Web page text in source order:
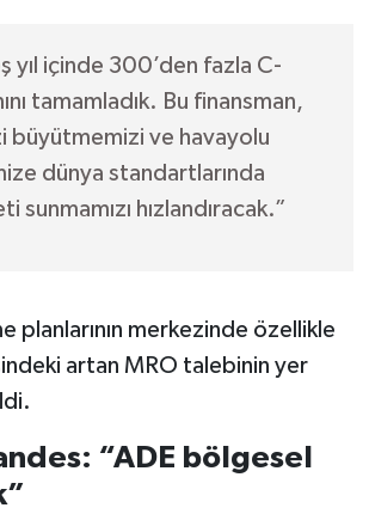
yıl içinde 300’den fazla C-
tamamladık. Bu finansman,
büyütmemizi ve havayolu
dünya standartlarında
sunmamızı hızlandıracak.”
planlarının merkezinde özellikle
artan MRO talebinin yer
“ADE bölgesel